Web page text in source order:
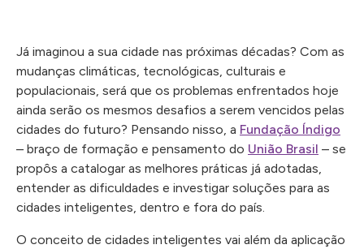
Já imaginou a sua cidade nas próximas décadas? Com as
mudanças climáticas, tecnológicas, culturais e
populacionais, será que os problemas enfrentados hoje
ainda serão os mesmos desafios a serem vencidos pelas
cidades do futuro? Pensando nisso, a Fundação Índigo
– braço de formação e pensamento do União Brasil – se
propôs a catalogar as melhores práticas já adotadas,
entender as dificuldades e investigar soluções para as
cidades inteligentes, dentro e fora do país.
O conceito de cidades inteligentes vai além da aplicação